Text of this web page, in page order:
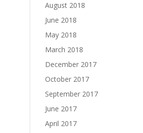
August 2018
June 2018
May 2018
March 2018
December 2017
October 2017
September 2017
June 2017
April 2017